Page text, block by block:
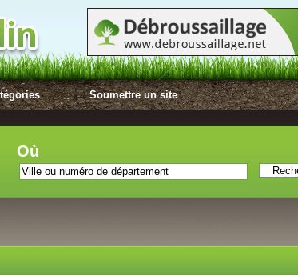
Soumettre un site
Où